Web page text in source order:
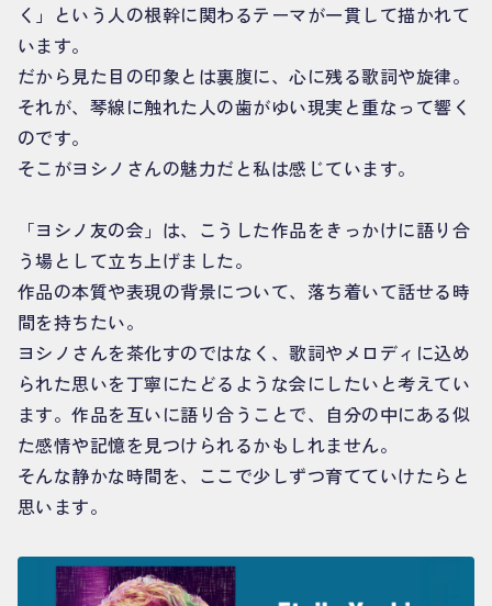
く」という人の根幹に関わるテーマが一貫して描かれて
います。
だから見た目の印象とは裏腹に、心に残る歌詞や旋律。
それが、琴線に触れた人の歯がゆい現実と重なって響く
のです。
そこがヨシノさんの魅力だと私は感じています。
「ヨシノ友の会」は、こうした作品をきっかけに語り合
う場として立ち上げました。
作品の本質や表現の背景について、落ち着いて話せる時
間を持ちたい。
ヨシノさんを茶化すのではなく、歌詞やメロディに込め
られた思いを丁寧にたどるような会にしたいと考えてい
ます。作品を互いに語り合うことで、自分の中にある似
た感情や記憶を見つけられるかもしれません。
そんな静かな時間を、ここで少しずつ育てていけたらと
思います。